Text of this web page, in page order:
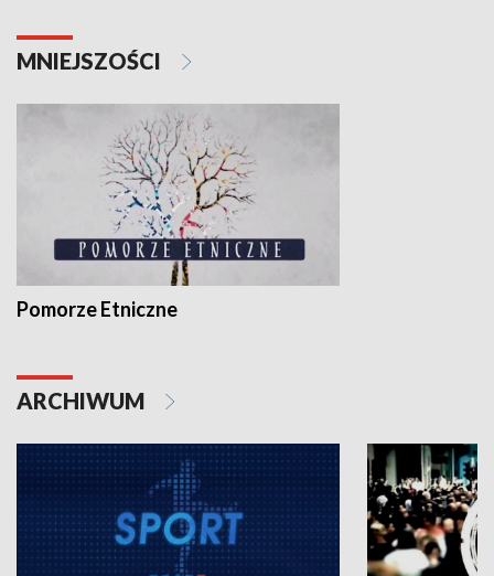
MNIEJSZOŚCI
Pomorze Etniczne
ARCHIWUM